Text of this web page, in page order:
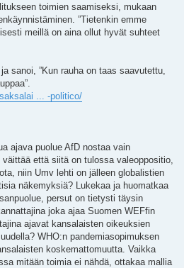
toimien saamiseksi, mukaan
”Tietenkin emme
meillä on aina ollut hyvät suhteet
sanoi, ”Kun rauha on taas saavutettu,
... -politico/
ajava puolue AfD nostaa vain
että siitä on tulossa valeoppositio,
niin Umv lehti on jälleen globalistien
näkemyksiä? Lukekaa ja huomatkaa
persut on tietysti täysin
joka ajaa Suomen WEFfin
ajavat kansalaisten oikeuksien
WHO:n pandemiasopimuksen
koskemattomuutta. Vaikka
mitään toimia ei nähdä, ottakaa mallia